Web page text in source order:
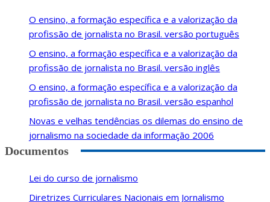
O ensino, a formação específica e a valorização da
profissão de jornalista no Brasil. versão português
O ensino, a formação específica e a valorização da
profissão de jornalista no Brasil. versão inglês
O ensino, a formação específica e a valorização da
profissão de jornalista no Brasil. versão espanhol
Novas e velhas tendências os dilemas do ensino de
jornalismo na sociedade da informação 2006
Documentos
Lei do curso de jornalismo
Diretrizes Curriculares Nacionais em Jornalismo